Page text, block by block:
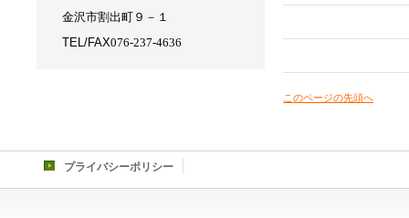
このページの先頭へ
金沢市割出町９－１
TEL/FAX076-237-4636
プライバシーポリシー